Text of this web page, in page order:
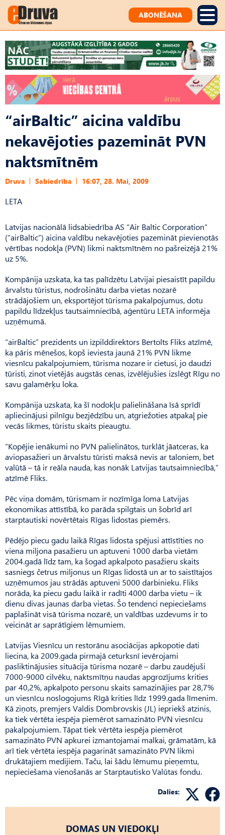
ABONĒŠANA
“airBaltic” aicina valdību
nekavējoties pazemināt PVN
naktsmītnēm
Druva Sabiedrība 16:07, 28. Mai, 2009
LETA
Latvijas nacionālā lidsabiedrība AS “Air Baltic Corporation”
(“airBaltic”) aicina valdību nekavējoties pazemināt pievienotās
vērtības nodokļa (PVN) likmi naktsmītnēm no pašreizējā 21%
uz 5%.
Kompānija uzskata, ka tas palīdzētu Latvijai piesaistīt papildu
ārvalstu tūristus, nodrošinātu darba vietas nozarē
strādājošiem un, eksportējot tūrisma pakalpojumus, dotu
papildu līdzekļus tautsaimniecībā, aģentūru LETA informēja
uzņēmumā.
“airBaltic” prezidents un izpilddirektors Bertolts Fliks atzīmē,
ka pāris mēnešos, kopš ieviesta jaunā 21% PVN likme
viesnīcu pakalpojumiem, tūrisma nozare ir cietusi, jo daudzi
tūristi, zinot vietējās augstās cenas, izvēlējušies izslēgt Rīgu no
savu galamērķu loka.
Kompānija uzskata, ka šī nodokļu palielināšana īsā sprīdī
apliecinājusi pilnīgu bezjēdzību un, atgriežoties atpakaļ pie
vecās likmes, tūristu skaits pieaugtu.
“Kopējie ienākumi no PVN palielinātos, turklāt jāatceras, ka
aviopasažieri un ārvalstu tūristi maksā nevis ar taloniem, bet
valūtā – tā ir reāla nauda, kas nonāk Latvijas tautsaimniecībā,”
atzīmē Fliks.
Pēc viņa domām, tūrismam ir nozīmīga loma Latvijas
ekonomikas attīstībā, ko parāda spilgtais un šobrīd arī
starptautiski novērtētais Rīgas lidostas piemērs.
Pēdējo piecu gadu laikā Rīgas lidosta spējusi attīstīties no
viena miljona pasažieru un aptuveni 1000 darba vietām
2004.gadā līdz tam, ka šogad apkalpoto pasažieru skaits
sasniegs četrus miljonus un Rīgas lidostā un ar to saistītajos
uzņēmumos jau strādās aptuveni 5000 darbinieku. Fliks
norāda, ka piecu gadu laikā ir radīti 4000 darba vietu – ik
dienu divas jaunas darba vietas. Šo tendenci nepieciešams
paplašināt visā tūrisma nozarē, un valdības uzdevums ir to
veicināt ar saprātīgiem lēmumiem.
Latvijas Viesnīcu un restorānu asociācijas apkopotie dati
liecina, ka 2009.gada pirmajā ceturksnī ievērojami
pasliktinājusies situācija tūrisma nozarē – darbu zaudējuši
7000-9000 cilvēku, naktsmītņu naudas apgrozījums krities
par 40,2%, apkalpoto personu skaits samazinājies par 28,7%
un viesnīcu noslogojums Rīgā krities līdz 1999.gada līmenim.
Kā ziņots, premjers Valdis Dombrovskis (JL) iepriekš atzinis,
ka tiek vērtēta iespēja piemērot samazināto PVN viesnīcu
pakalpojumiem. Tāpat tiek vērtēta iespēja piemērot
samazināto PVN apkurei izmantojamai malkai, grāmatām, kā
arī tiek vērtēta iespēja pagarināt samazināto PVN likmi
drukātajiem medijiem. Taču, lai šādu lēmumu pieņemtu,
nepieciešama vienošanās ar Starptautisko Valūtas fondu.
Dalies:
DOMAS UN VIEDOKĻI